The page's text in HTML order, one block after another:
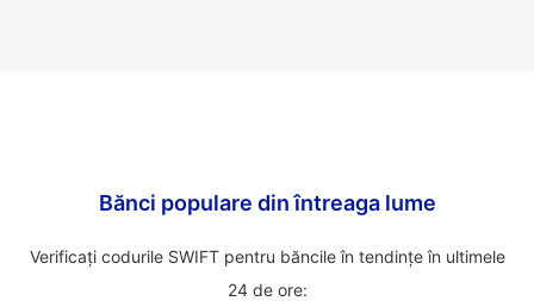
Bănci populare din întreaga lume
Verificați codurile SWIFT pentru băncile în tendințe în ultimele
24 de ore: